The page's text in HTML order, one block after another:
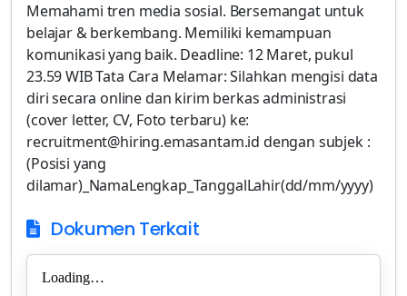
Memahami tren media sosial. Bersemangat untuk
belajar & berkembang. Memiliki kemampuan
komunikasi yang baik. Deadline: 12 Maret, pukul
23.59 WIB Tata Cara Melamar: Silahkan mengisi data
diri secara online dan kirim berkas administrasi
(cover letter, CV, Foto terbaru) ke:
recruitment@hiring.emasantam.id dengan subjek :
(Posisi yang
dilamar)_NamaLengkap_TanggalLahir(dd/mm/yyyy)
Dokumen Terkait